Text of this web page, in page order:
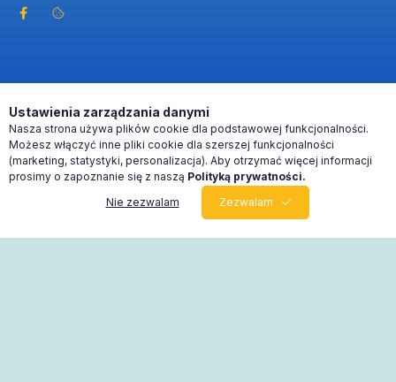
0
Ustawienia zarządzania danymi
Nasza strona używa plików cookie dla podstawowej funkcjonalności.
Możesz włączyć inne pliki cookie dla szerszej funkcjonalności
(marketing, statystyki, personalizacja). Aby otrzymać więcej informacji
prosimy o zapoznanie się z naszą Polityką prywatności.
Nie zezwalam
Zezwalam